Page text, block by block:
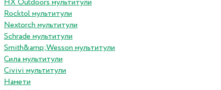
HX Outdoors мультитули
Rocktol мультитули
Nextorch мультитули
Schrade мультитули
Smith&amp;Wesson мультитули
Сила мультитули
Civivi мультитули
Намети